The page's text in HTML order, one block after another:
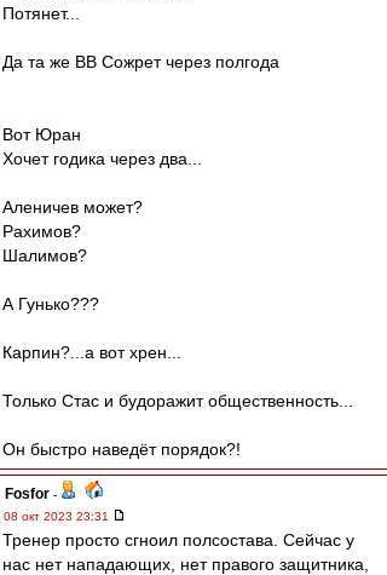
Потянет...
Да та же ВВ Сожрет через полгода
Вот Юран
Хочет годика через два...
Аленичев может?
Рахимов?
Шалимов?
А Гунько???
Карпин?...а вот хрен...
Только Стас и будоражит общественность...
Он быстро наведёт порядок?!
Fosfor -
08 окт 2023 23:31
Тренер просто сгноил полсостава. Сейчас у
нас нет нападающих, нет правого защитника,